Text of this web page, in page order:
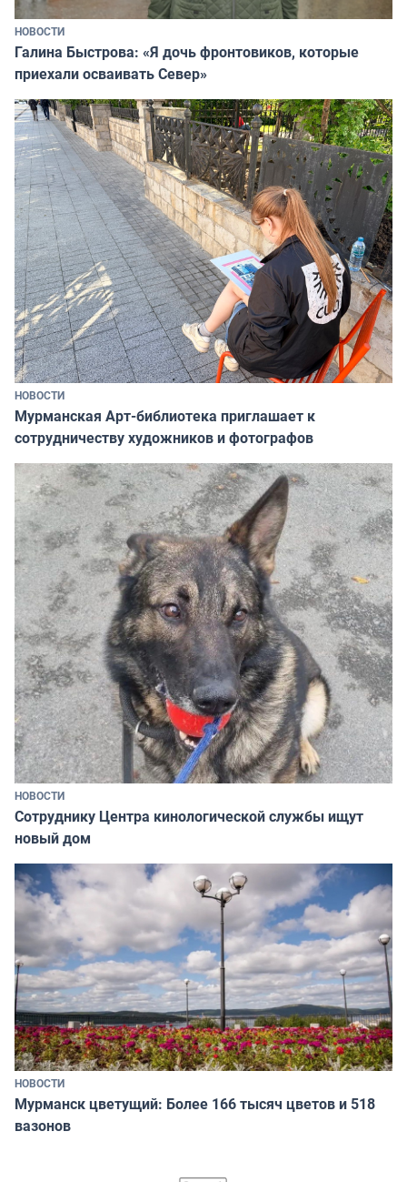
НОВОСТИ
Галина Быстрова: «Я дочь фронтовиков, которые
приехали осваивать Север»
НОВОСТИ
Мурманская Арт-библиотека приглашает к
сотрудничеству художников и фотографов
НОВОСТИ
Сотруднику Центра кинологической службы ищут
новый дом
НОВОСТИ
Мурманск цветущий: Более 166 тысяч цветов и 518
вазонов